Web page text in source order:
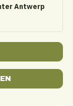
Antwerp